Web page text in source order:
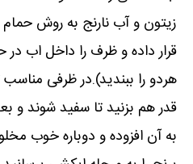
زیتون و آب نارنج به روش
قرار داده و ظرف را داخل اب
هردو را ببندید).در ظرفی
قدر هم بزنید تا سفید شوند و
به آن افزوده و دوباره خوب